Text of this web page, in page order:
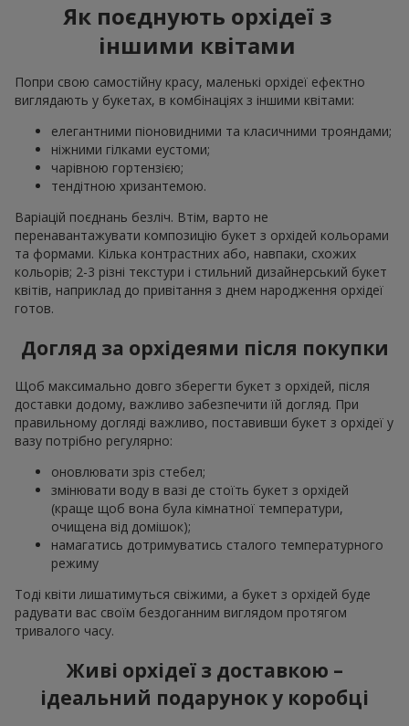
Як поєднують орхідеї з
іншими квітами
Попри свою самостійну красу, маленькі орхідеї ефектно
виглядають у букетах, в комбінаціях з іншими квітами:
елегантними піоновидними та класичними трояндами;
ніжними гілками еустоми;
чарівною гортензією;
тендітною хризантемою.
Варіацій поєднань безліч. Втім, варто не
перенавантажувати композицію букет з орхідей кольорами
та формами. Кілька контрастних або, навпаки, схожих
кольорів; 2-3 різні текстури і стильний дизайнерський букет
квітів, наприклад до привітання з днем народження орхідеї
готов.
Догляд за орхідеями після покупки
Щоб максимально довго зберегти букет з орхідей, після
доставки додому, важливо забезпечити їй догляд. При
правильному догляді важливо, поставивши букет з орхідеї у
вазу потрібно регулярно:
оновлювати зріз стебел;
змінювати воду в вазі де стоїть букет з орхідей
(краще щоб вона була кімнатної температури,
очищена від домішок);
намагатись дотримуватись сталого температурного
режиму
Тоді квіти лишатимуться свіжими, а букет з орхідей буде
радувати вас своїм бездоганним виглядом протягом
тривалого часу.
Живі орхідеї з доставкою –
ідеальний подарунок у коробці